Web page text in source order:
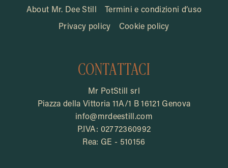
About Mr. Dee Still Termini e condizioni d’uso
Privacy policy Cookie policy
CONTATTACI
Mr PotStill srl
Piazza della Vittoria 11A/1 B 16121 Genova
info@mrdeestill.com
P.IVA: 02772360992
Rea: GE - 510156